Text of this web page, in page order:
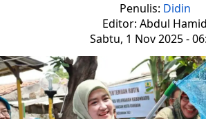
Penulis: Didin
Editor: Abdul Hamid
Sabtu, 1 Nov 2025 -